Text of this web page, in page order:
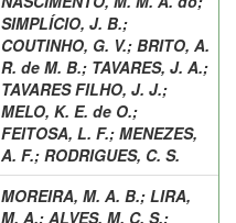
SIMPLÍCIO, J. B.;
COUTINHO, G. V.; BRITO, A.
R. de M. B.; TAVARES, J. A.;
TAVARES FILHO, J. J.;
MELO, K. E. de O.;
FEITOSA, L. F.; MENEZES,
A. F.; RODRIGUES, C. S.
MOREIRA, M. A. B.; LIRA,
M. A.; ALVES, M. C. S.;